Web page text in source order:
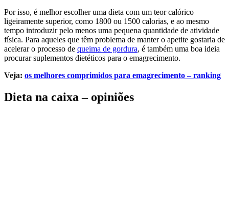
Por isso, é melhor escolher uma dieta com um teor calórico
ligeiramente superior, como 1800 ou 1500 calorias, e ao mesmo
tempo introduzir pelo menos uma pequena quantidade de atividade
física. Para aqueles que têm problema de manter o apetite gostaria de
acelerar o processo de queima de gordura, é também uma boa ideia
procurar suplementos dietéticos para o emagrecimento.
Veja: os melhores comprimidos para emagrecimento – ranking
Dieta na caixa – opiniões